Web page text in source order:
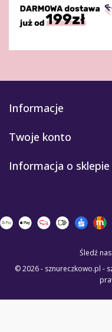
Informacje
Twoje konto
Informacja o sklepie
© 2026 - sznureczkowo.pl -
Śledź